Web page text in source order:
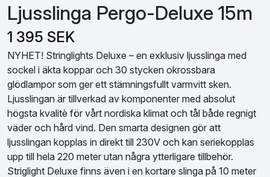
Ljusslinga Pergo-Deluxe 15m
1 395 SEK
NYHET! Stringlights Deluxe – en exklusiv ljusslinga med
sockel i äkta koppar och 30 stycken okrossbara
glödlampor som ger ett stämningsfullt varmvitt sken.
Ljusslingan är tillverkad av komponenter med absolut
högsta kvalitè för vårt nordiska klimat och tål både regnigt
väder och hård vind. Den smarta designen gör att
ljusslingan kopplas in direkt till 230V och kan seriekopplas
upp till hela 220 meter utan några ytterligare tillbehör.
Striglight Deluxe finns även i en kortare slinga på 10 meter